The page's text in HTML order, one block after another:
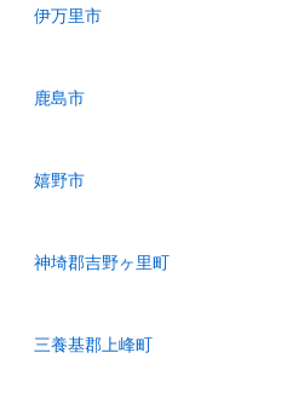
伊万里市
鹿島市
嬉野市
神埼郡吉野ヶ里町
三養基郡上峰町